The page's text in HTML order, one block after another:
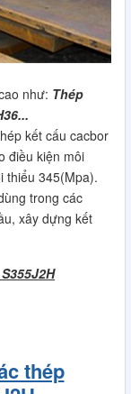
như: Thép
kết cấu cacbor
điều kiện môi
thiểu 345(Mpa).
trong các
xây dựng kết
thép